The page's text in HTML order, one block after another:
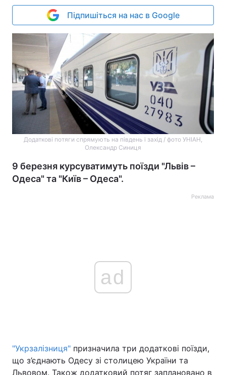
Підпишіться на нас в Google
Додаткові потяги спрямують на південь і захід / фото УНІАН,
Олександр Синиця
9 березня курсуватимуть поїзди "Львів –
Одеса" та "Київ – Одеса".
Реклама
ad
"Укрзалізниця" призначила три додаткові поїзди,
що з’єднають Одесу зі столицею України та
Львовом. Також додатковий потяг заплановано в